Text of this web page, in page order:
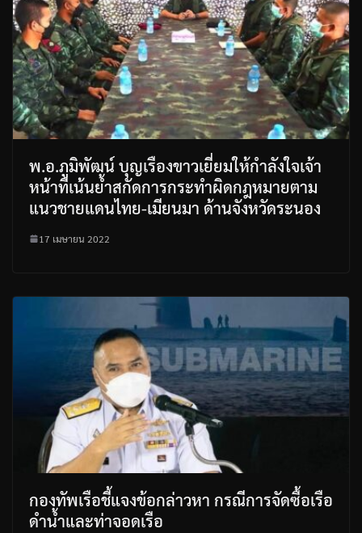
พ.อ.ภูมิพัฒน์ บุญเรืองขาวเยี่ยมให้กำลังใจเจ้า
หน้าที่เน้นย้ำสกัดการกระทำผิดกฎหมายตาม
แนวชายแดนไทย-เมียนมา ด้านจังหวัดระนอง
17 เมษายน 2022
กองทัพเรือชี้แจงข้อกล่าวหา กรณีการจัดซื้อเรือ
ดำน้ำและท่าจอดเรือ